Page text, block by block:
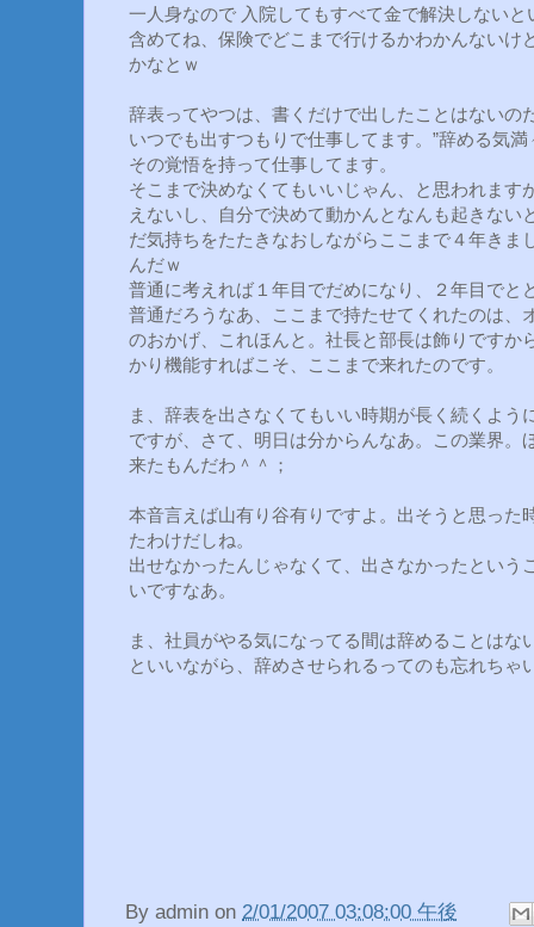
一人身なので 入院してもすべて金で解決しない
含めてね、保険でどこまで行けるかわかんないけ
かなとｗ
辞表ってやつは、書くだけで出したことはないの
いつでも出すつもりで仕事してます。”辞める気
その覚悟を持って仕事してます。
そこまで決めなくてもいいじゃん、と思われます
えないし、自分で決めて動かんとなんも起きない
だ気持ちをたたきなおしながらここまで４年きま
んだｗ
普通に考えれば１年目でだめになり、２年目でと
普通だろうなあ、ここまで持たせてくれたのは、
のおかげ、これほんと。社長と部長は飾りですか
かり機能すればこそ、ここまで来れたのです。
ま、辞表を出さなくてもいい時期が長く続くよう
ですが、さて、明日は分からんなあ。この業界。
来たもんだわ＾＾；
本音言えば山有り谷有りですよ。出そうと思った
たわけだしね。
出せなかったんじゃなくて、出さなかったという
いですなあ。
ま、社員がやる気になってる間は辞めることはな
といいながら、辞めさせられるってのも忘れちゃ
By admin on 2/01/2007 03:08:00 午後